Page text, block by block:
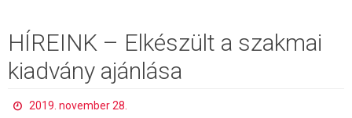
HÍREINK – Elkészült a szakmai
kiadvány ajánlása
2019. november 28.